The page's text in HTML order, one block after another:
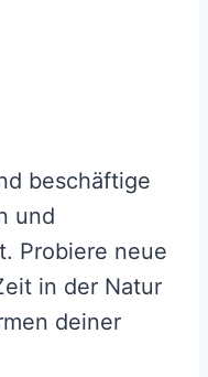
beschäftige
und
Probiere neue
in der Natur
deiner